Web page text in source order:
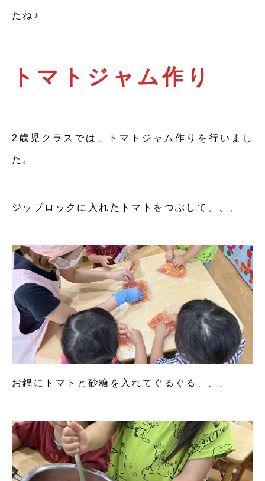
たね♪
トマトジャム作り
2歳児クラスでは、トマトジャム作りを行いまし
た。
ジップロックに入れたトマトをつぶして、、、
お鍋にトマトと砂糖を入れてぐるぐる、、、